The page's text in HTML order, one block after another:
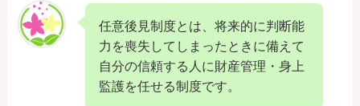
任意後見制度とは、将来的に判断能
力を喪失してしまったときに備えて
自分の信頼する人に財産管理・身上
監護を任せる制度です。